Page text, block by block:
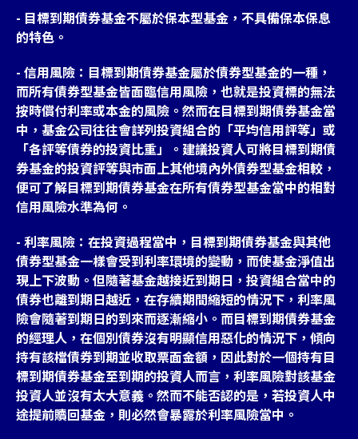
- 目標到期債券基金不屬於保本型基金，不具備保本保息
的特色。
- 信用風險：目標到期債券基金屬於債券型基金的一種，
而所有債券型基金皆面臨信用風險，也就是投資標的無法
按時償付利率或本金的風險。然而在目標到期債券基金當
中，基金公司往往會詳列投資組合的「平均信用評等」或
「各評等債券的投資比重」。建議投資人可將目標到期債
券基金的投資評等與市面上其他境內外債券型基金相較，
便可了解目標到期債券基金在所有債券型基金當中的相對
信用風險水準為何。
- 利率風險：在投資過程當中，目標到期債券基金與其他
債券型基金一樣會受到利率環境的變動，而使基金淨值出
現上下波動。但隨著基金越接近到期日，投資組合當中的
債券也離到期日越近，在存續期間縮短的情況下，利率風
險會隨著到期日的到來而逐漸縮小。而目標到期債券基金
的經理人，在個別債券沒有明顯信用惡化的情況下，傾向
持有該檔債券到期並收取票面金額，因此對於一個持有目
標到期債券基金至到期的投資人而言，利率風險對該基金
投資人並沒有太大意義。然而不能否認的是，若投資人中
途提前贖回基金，則必然會暴露於利率風險當中。